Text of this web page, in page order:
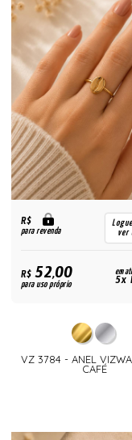
R$
para revenda
ver
R$52,00
para uso próprio
em
5x
VZ 3784 - ANEL
CAFÉ